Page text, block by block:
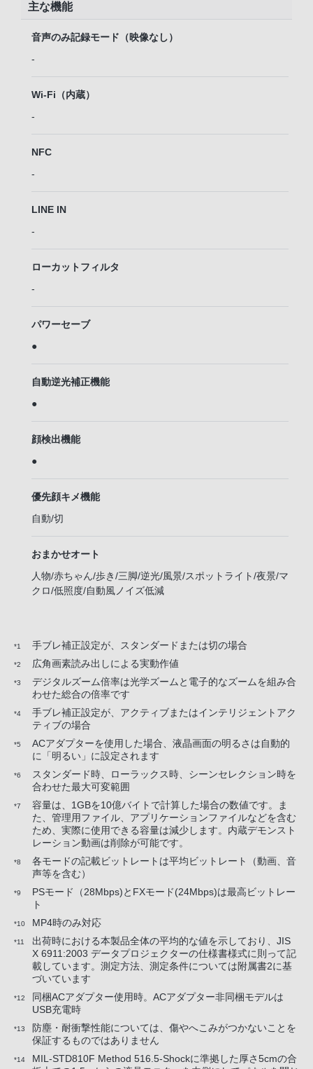
主な機能
音声のみ記録モード（映像なし）
-
Wi-Fi（内蔵）
-
NFC
-
LINE IN
-
ローカットフィルタ
-
パワーセーブ
●
自動逆光補正機能
●
顔検出機能
●
優先顔キメ機能
自動/切
おまかせオート
人物/赤ちゃん/歩き/三脚/逆光/風景/スポットライト/夜景/マ
クロ/低照度/自動風ノイズ低減
*1 手ブレ補正設定が、スタンダードまたは切の場合
*2 広角画素読み出しによる実動作値
*3
デジタルズーム倍率は光学ズームと電子的なズームを組み合
わせた総合の倍率です
*4
手ブレ補正設定が、アクティブまたはインテリジェントアク
ティブの場合
*5
ACアダプターを使用した場合、液晶画面の明るさは自動的
に「明るい」に設定されます
*6
スタンダード時、ローラックス時、シーンセレクション時を
合わせた最大可変範囲
*7
容量は、1GBを10億バイトで計算した場合の数値です。ま
た、管理用ファイル、アプリケーションファイルなどを含む
ため、実際に使用できる容量は減少します。内蔵デモンスト
レーション動画は削除が可能です。
*8
各モードの記載ビットレートは平均ビットレート（動画、音
声等を含む）
*9
PSモード（28Mbps)とFXモード(24Mbps)は最高ビットレー
ト
*10 MP4時のみ対応
*11
出荷時における本製品全体の平均的な値を示しており、JIS
X 6911:2003 データプロジェクターの仕様書様式に則って記
載しています。測定方法、測定条件については附属書2に基
づいています
*12
同梱ACアダプター使用時。ACアダプター非同梱モデルは
USB充電時
*13
防塵・耐衝撃性能については、傷やへこみがつかないことを
保証するものではありません
*14
MIL-STD810F Method 516.5-Shockに準拠した厚さ5cmの合